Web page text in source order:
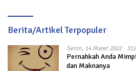
Berita/Artikel Terpopuler
Senin, 14 Maret 2022
Pernahkah Anda
dan Maknanya